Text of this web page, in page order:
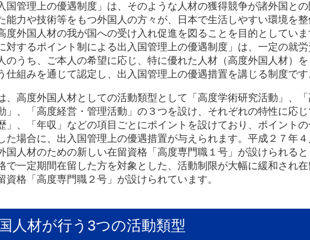
国管理上の優遇制度」は、そのような人材の獲得競争が諸外国との
能力や技術等をもつ外国人の方々が、日本で生活しやすい環境を整
度外国人材の我が国への受け入れ促進を図ることを目的としてい
対するポイント制による出入国管理上の優遇制度」は、一定の就
のうち、ご本人の希望に応じ、特に優れた人材（高度外国人材）
仕組みを通じて認定し、出入国管理上の優遇措置を講じる制度です
、高度外国人材としての活動類型として「高度学術研究活動」、
」、「高度経営・管理活動」の３つを設け、それぞれの特性に応
」、「年収」などの項目ごとにポイントを設けており、ポイント
た場合に、出入国管理上の優遇措置が与えられます。平成２７年
国人材のための新しい在留資格「高度専門職１号」が設けられると
で一定期間在留した方を対象とした、活動制限が大幅に緩和され
資格「高度専門職２号」が設けられています。
人材が行う3つの活動類型